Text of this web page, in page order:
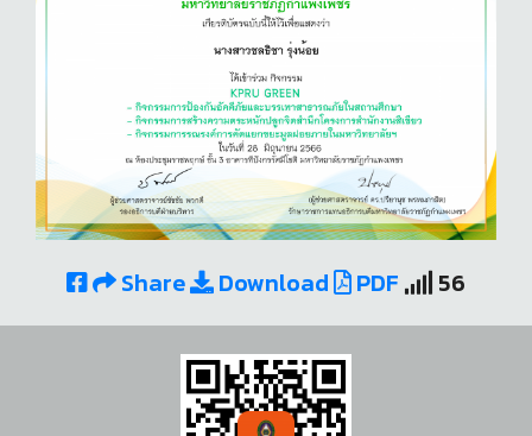
Share Download PDF 56